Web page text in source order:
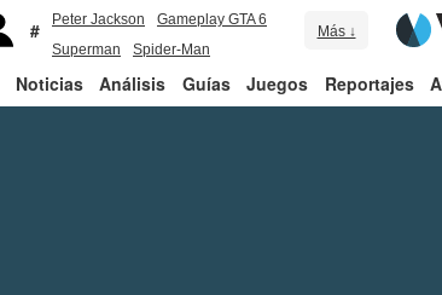
Peter Jackson
Gameplay GTA 6
Superman
Spider-Man
Más ↓
Noticias Análisis Guías Juegos Reportajes